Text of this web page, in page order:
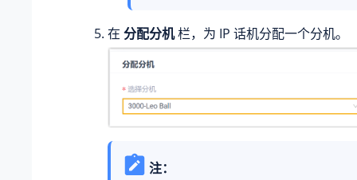
在 分配分机栏，为 IP 话机分配一个分机。
注：